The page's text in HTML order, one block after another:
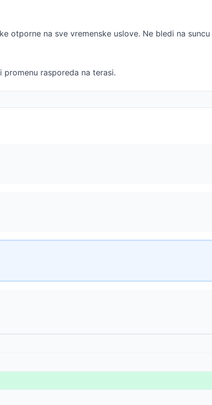
otporne na sve vremenske uslove. Ne bledi na
rasporeda na terasi.